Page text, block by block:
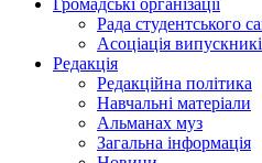
Рада студентського
Асоціація
Редакція
Редакційна політика
Навчальні матеріали
Альманах муз
Загальна інформація